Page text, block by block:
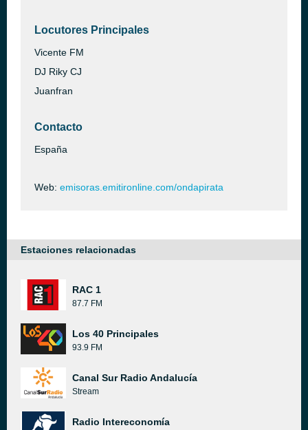
Locutores Principales
Vicente FM
DJ Riky CJ
Juanfran
Contacto
España
Web: emisoras.emitironline.com/ondapirata
Estaciones relacionadas
RAC 1
87.7 FM
Los 40 Principales
93.9 FM
Canal Sur Radio Andalucía
Stream
Radio Intereconomía